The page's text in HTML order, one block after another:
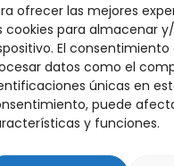
ofrecer las mejores
cookies para almacenar
El
datos como el
únicas en
puede
y funciones.
Que en la parte
las hojas para
nuestra